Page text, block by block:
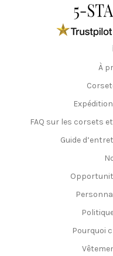
À
FAQ sur les corsets
Guide
Pourquoi